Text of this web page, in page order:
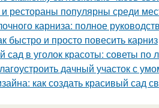
рестораны популярны среди
карниза: полное
быстро и просто повесить карниз
сад в уголок красоты: советы
дачный участок с
как создать красивый сад